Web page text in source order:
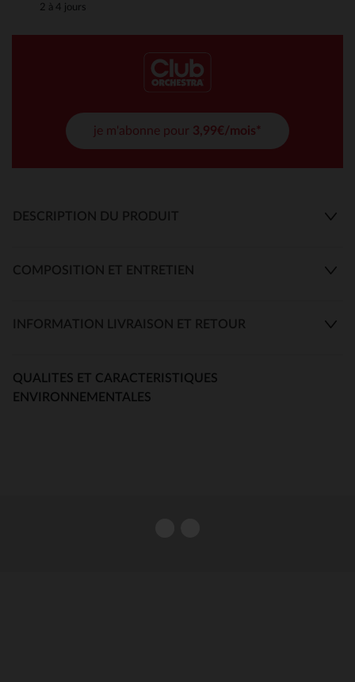
2 à 4 jours
je m'abonne pour 3,99€/mois*
DESCRIPTION DU PRODUIT
COMPOSITION ET ENTRETIEN
INFORMATION LIVRAISON ET RETOUR
QUALITES ET CARACTERISTIQUES
ENVIRONNEMENTALES